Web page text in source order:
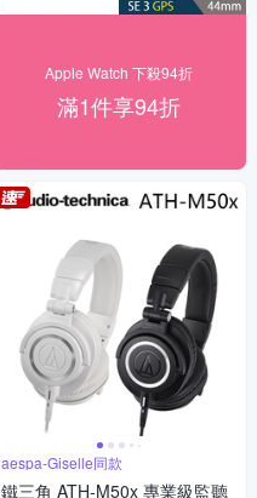
Apple Watch 下殺94折
滿1件享94折
aespa-Giselle同款
鐵三角 ATH-M50x 專業級監聽